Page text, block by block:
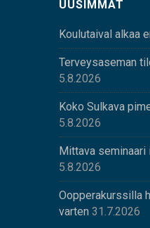
UUSIMMAT
Koulutaival alkaa
Terveysaseman
5.8.2026
Koko Sulkava
5.8.2026
Mittava seminaari
5.8.2026
Oopperakurssilla
varten 31.7.2026